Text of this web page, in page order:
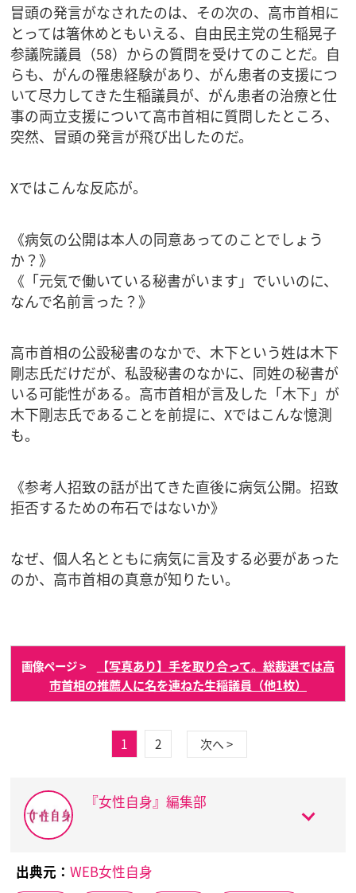
冒頭の発言がなされたのは、その次の、高市首相に
とっては箸休めともいえる、自由民主党の生稲晃子
参議院議員（58）からの質問を受けてのことだ。自
らも、がんの罹患経験があり、がん患者の支援につ
いて尽力してきた生稲議員が、がん患者の治療と仕
事の両立支援について高市首相に質問したところ、
突然、冒頭の発言が飛び出したのだ。
Xではこんな反応が。
《病気の公開は本人の同意あってのことでしょう
か？》
《「元気で働いている秘書がいます」でいいのに、
なんで名前言った？》
高市首相の公設秘書のなかで、木下という姓は木下
剛志氏だけだが、私設秘書のなかに、同姓の秘書が
いる可能性がある。高市首相が言及した「木下」が
木下剛志氏であることを前提に、Xではこんな憶測
も。
《参考人招致の話が出てきた直後に病気公開。招致
拒否するための布石ではないか》
なぜ、個人名とともに病気に言及する必要があった
のか、高市首相の真意が知りたい。
画像ページ >
【写真あり】手を取り合って。総裁選では高
市首相の推薦人に名を連ねた生稲議員（他1枚）
1 2 次へ >
『女性自身』編集部
出典元： WEB女性自身